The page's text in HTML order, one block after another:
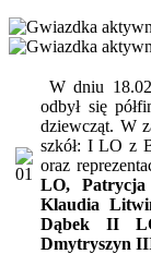
W dniu
odbył się
dziewcząt. W
szkół: I LO z
oraz
LO,
Klaudia
Dąbek II
Dmytryszyn